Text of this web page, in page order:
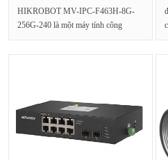
HIKROBOT MV-IPC-F463H-8G-
256G-240 là một máy tính công